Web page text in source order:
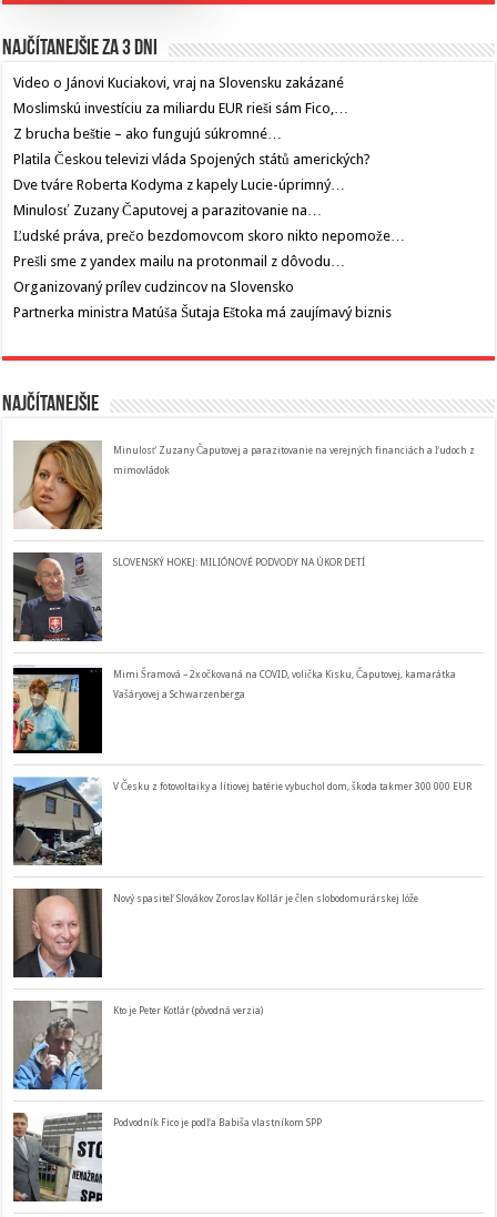
Najčítanejšie za 3 dni
Video o Jánovi Kuciakovi, vraj na Slovensku zakázané
Moslimskú investíciu za miliardu EUR rieši sám Fico,…
Z brucha beštie – ako fungujú súkromné…
Platila Českou televizi vláda Spojených států amerických?
Dve tváre Roberta Kodyma z kapely Lucie-úprimný…
Minulosť Zuzany Čaputovej a parazitovanie na…
Ľudské práva, prečo bezdomovcom skoro nikto nepomože…
Prešli sme z yandex mailu na protonmail z dôvodu…
Organizovaný prílev cudzincov na Slovensko
Partnerka ministra Matúša Šutaja Eštoka má zaujímavý biznis
Najčítanejšie
Minulosť Zuzany Čaputovej a parazitovanie na verejných financiách a ľudoch z
mimovládok
SLOVENSKÝ HOKEJ: MILIÓNOVÉ PODVODY NA ÚKOR DETÍ
Mimi Šramová – 2x očkovaná na COVID, volička Kisku, Čaputovej, kamarátka
Vašáryovej a Schwarzenberga
V Česku z fotovoltaiky a lítiovej batérie vybuchol dom, škoda takmer 300 000 EUR
Nový spasiteľ Slovákov Zoroslav Kollár je člen slobodomurárskej lóže
Kto je Peter Kotlár (pôvodná verzia)
Podvodník Fico je podľa Babiša vlastníkom SPP